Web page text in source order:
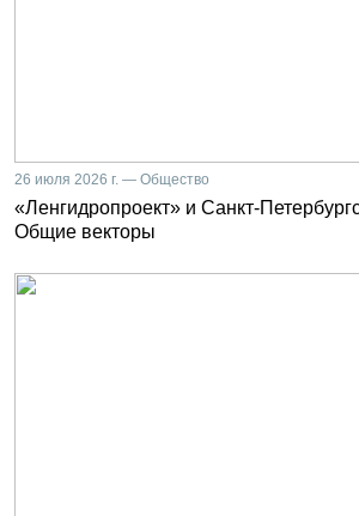
26 июля 2026 г. — Общество
«Ленгидропроект» и Санкт-
Общие векторы